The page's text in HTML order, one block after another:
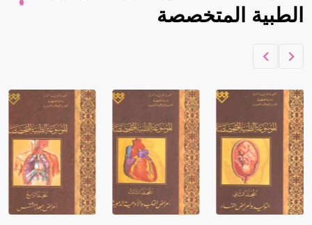
الطبية المتخصصة